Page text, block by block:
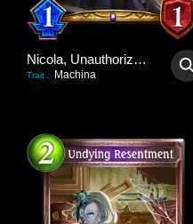
Nicola, Unauthorized Hope
Trait : Machina